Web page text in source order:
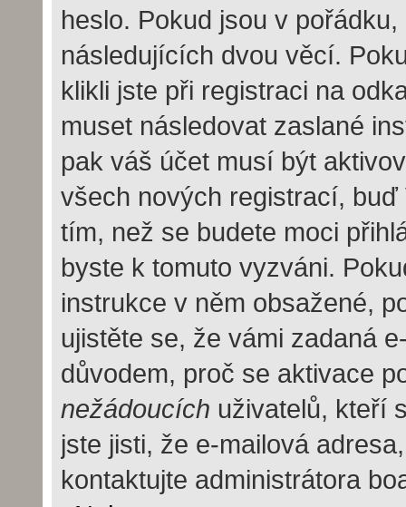
heslo. Pokud jsou v
následujících dvou věcí.
klikli jste při registraci na
muset následovat zaslané
pak váš účet musí být
všech nových registrací,
tím, než se budete moci
byste k tomuto vyzváni.
instrukce v něm obsažené,
ujistěte se, že vámi zadaná
důvodem, proč se aktivace
nežádoucích uživatelů, kteří
jste jisti, že e-mailová
kontaktujte administrátora